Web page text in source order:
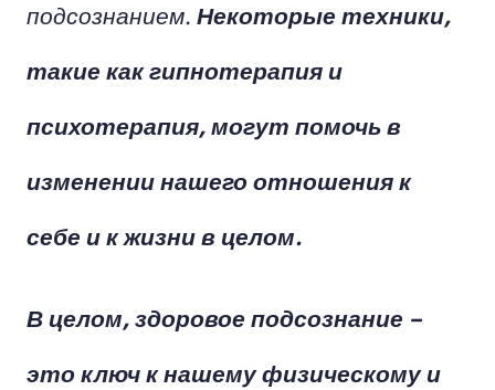
подсознанием. Некоторые техники,
такие как гипнотерапия и
психотерапия, могут помочь в
изменении нашего отношения к
себе и к жизни в целом.
В целом, здоровое подсознание –
это ключ к нашему физическому и